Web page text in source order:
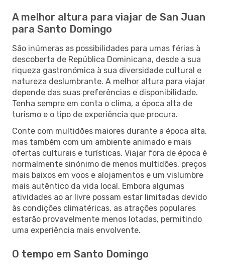
A melhor altura para viajar de San Juan
para Santo Domingo
São inúmeras as possibilidades para umas férias à
descoberta de República Dominicana, desde a sua
riqueza gastronómica à sua diversidade cultural e
natureza deslumbrante. A melhor altura para viajar
depende das suas preferências e disponibilidade.
Tenha sempre em conta o clima, a época alta de
turismo e o tipo de experiência que procura.
Conte com multidões maiores durante a época alta,
mas também com um ambiente animado e mais
ofertas culturais e turísticas. Viajar fora de época é
normalmente sinónimo de menos multidões, preços
mais baixos em voos e alojamentos e um vislumbre
mais autêntico da vida local. Embora algumas
atividades ao ar livre possam estar limitadas devido
às condições climatéricas, as atrações populares
estarão provavelmente menos lotadas, permitindo
uma experiência mais envolvente.
O tempo em Santo Domingo